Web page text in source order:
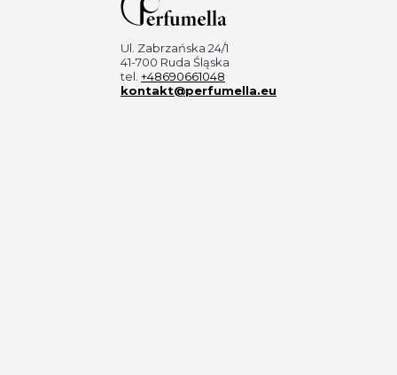
Ul. Zabrzańska 24/1
41-700 Ruda Śląska
tel. +48690661048
kontakt@perfumella.eu